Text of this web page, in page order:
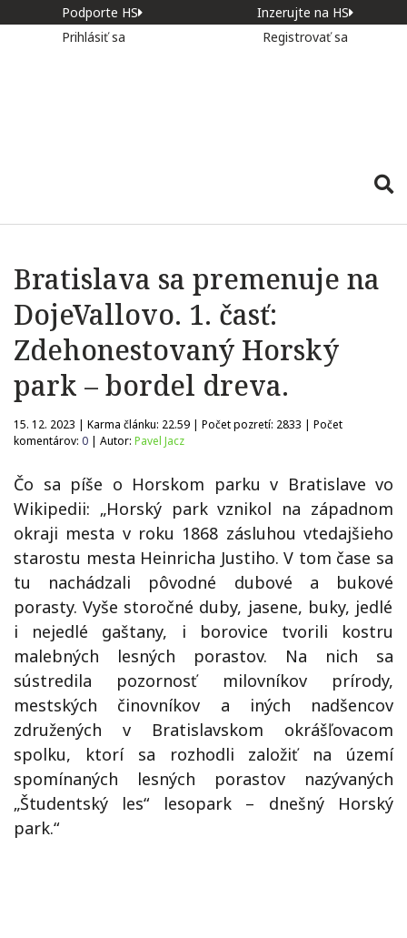
Podporte HS
Inzerujte na HS
Prihlásiť sa
Registrovať sa
Bratislava sa premenuje na
DojeVallovo. 1. časť:
Zdehonestovaný Horský
park – bordel dreva.
15. 12. 2023 | Karma článku: 22.59 | Počet pozretí: 2833 | Počet
komentárov: 0 | Autor: Pavel Jacz
Čo sa píše o Horskom parku v Bratislave vo
Wikipedii: „Horský park vznikol na západnom
okraji mesta v roku 1868 zásluhou vtedajšieho
starostu mesta Heinricha Justiho. V tom čase sa
tu nachádzali pôvodné dubové a bukové
porasty. Vyše storočné duby, jasene, buky, jedlé
i nejedlé gaštany, i borovice
tvorili kostru
malebných lesných porastov. Na nich sa
sústredila pozornosť milovníkov prírody,
mestských činovníkov a iných nadšencov
združených v Bratislavskom okrášľovacom
spolku, ktorí sa rozhodli založiť na území
spomínaných lesných porastov nazývaných
„Študentský les“ lesopark – dnešný Horský
park.“